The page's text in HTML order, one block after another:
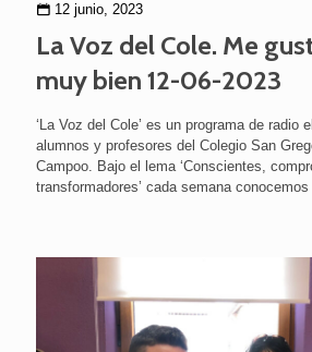
12 junio, 2023
La Voz del Cole. Me
muy bien 12-06-2023
‘La Voz del Cole’ es un programa de radio
alumnos y profesores del Colegio San
Campoo. Bajo el lema ‘Conscientes,
transformadores’ cada semana